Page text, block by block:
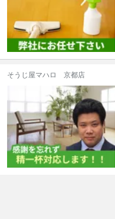
そうじ屋マハロ 京都店